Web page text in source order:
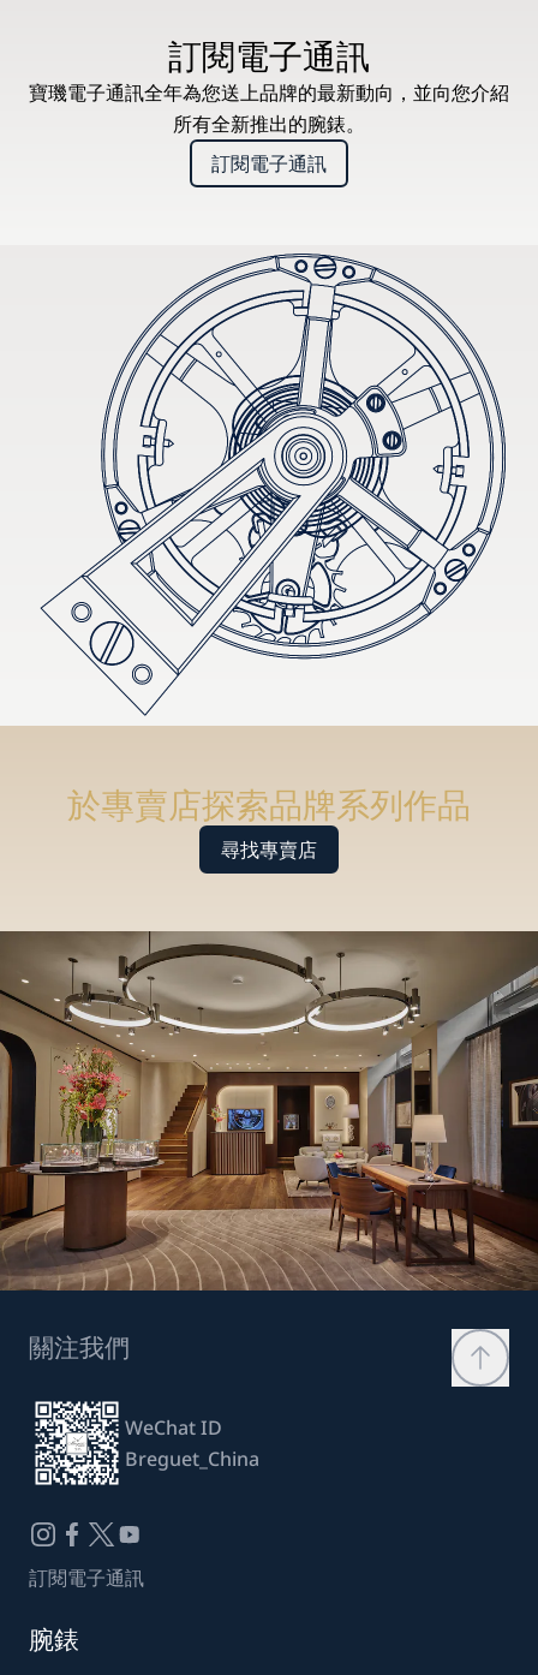
訂閱電子通訊
寶璣電子通訊全年為您送上品牌的最新動向，並向您介紹
所有全新推出的腕錶。
訂閱電子通訊
於專賣店探索品牌系列作品
尋找專賣店
關注我們
WeChat ID
Breguet_China
訂閱電子通訊
腕錶